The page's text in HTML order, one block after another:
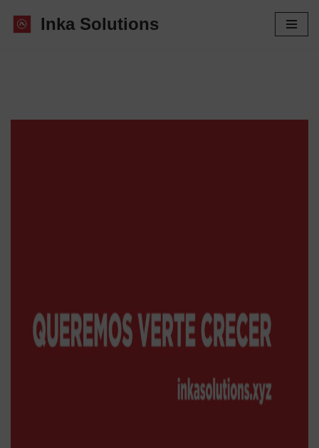
Inka Solutions